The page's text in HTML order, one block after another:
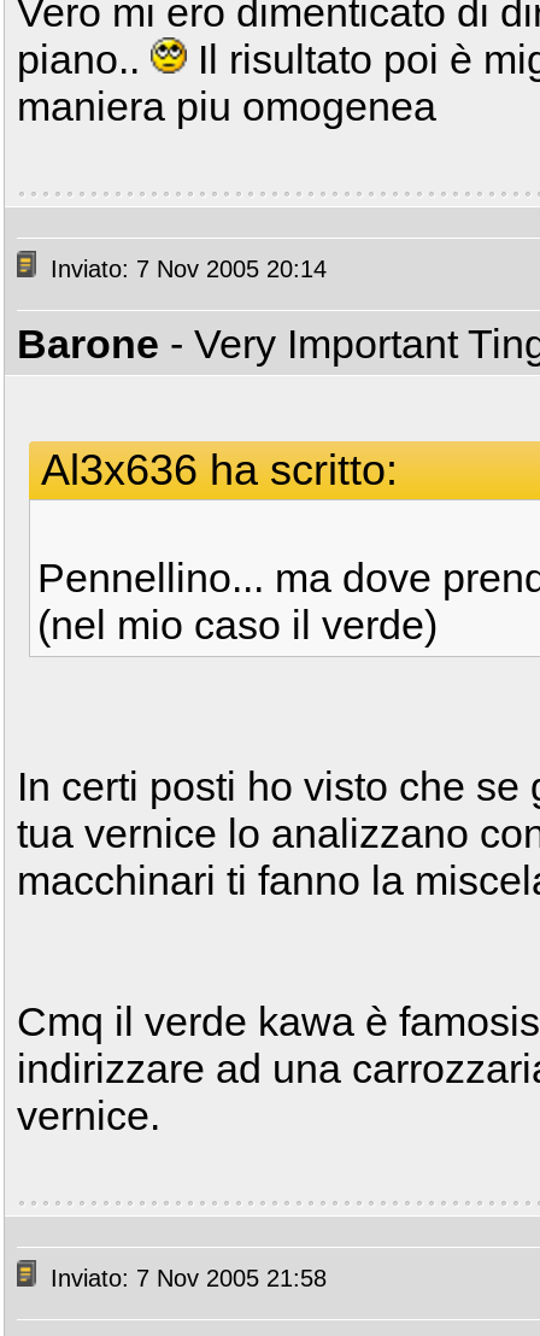
Vero mi ero dimenticato di
piano..
Il risultato poi è
maniera piu omogenea
Inviato: 7 Nov 2005 20:14
Barone - Very Important
Al3x636 ha scritto:
Pennellino... ma dove
(nel mio caso il verde)
In certi posti ho visto che
tua vernice lo analizzano
macchinari ti fanno la
Cmq il verde kawa è
indirizzare ad una
vernice.
Inviato: 7 Nov 2005 21:58